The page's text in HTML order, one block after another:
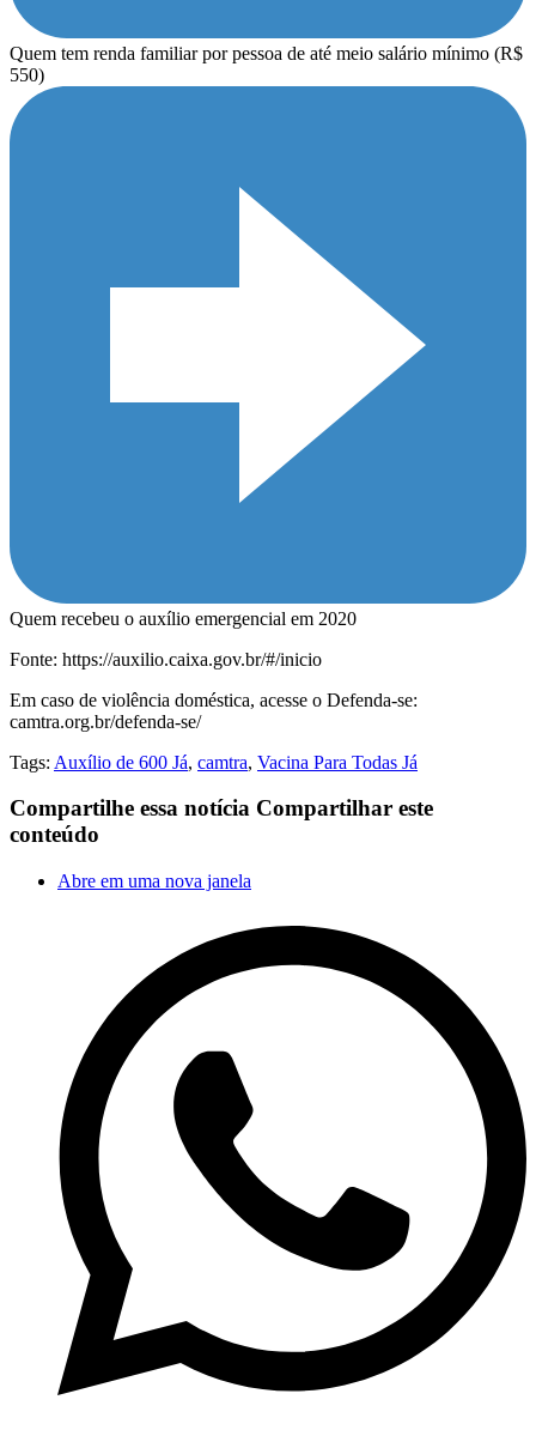
Quem tem renda familiar por pessoa de até meio salário mínimo (R$
550)
Quem recebeu o auxílio emergencial em 2020
Fonte: https://auxilio.caixa.gov.br/#/inicio
Em caso de violência doméstica, acesse o Defenda-se:
camtra.org.br/defenda-se/
Tags: Auxílio de 600 Já, camtra, Vacina Para Todas Já
Compartilhe essa notícia Compartilhar este
conteúdo
Abre em uma nova janela